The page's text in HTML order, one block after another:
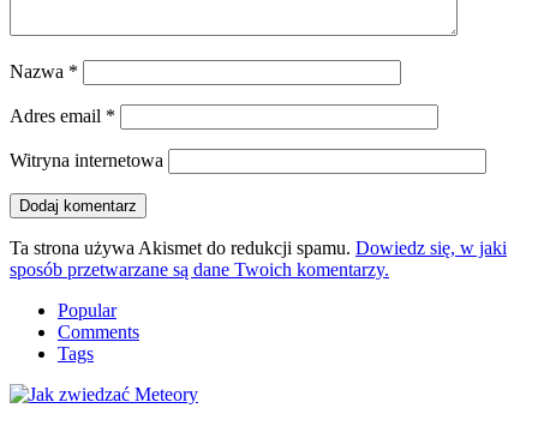
Nazwa *
Adres email *
Witryna internetowa
Ta strona używa Akismet do redukcji spamu. Dowiedz się, w jaki
sposób przetwarzane są dane Twoich komentarzy.
Popular
Comments
Tags